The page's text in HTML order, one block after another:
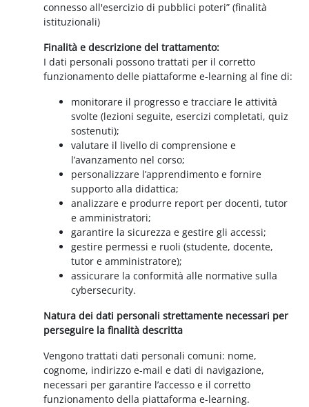
connesso all'esercizio di pubblici poteri” (finalità
istituzionali)
Finalità e descrizione del trattamento:
I dati personali possono trattati per il corretto
funzionamento delle piattaforme e-learning al fine di:
monitorare il progresso e tracciare le attività
svolte (lezioni seguite, esercizi completati, quiz
sostenuti);
valutare il livello di comprensione e
l’avanzamento nel corso;
personalizzare l’apprendimento e fornire
supporto alla didattica;
analizzare e produrre report per docenti, tutor
e amministratori;
garantire la sicurezza e gestire gli accessi;
gestire permessi e ruoli (studente, docente,
tutor e amministratore);
assicurare la conformità alle normative sulla
cybersecurity.
Natura dei dati personali strettamente necessari per
perseguire la finalità descritta
Vengono trattati dati personali comuni: nome,
cognome, indirizzo e-mail e dati di navigazione,
necessari per garantire l’accesso e il corretto
funzionamento della piattaforma e-learning.